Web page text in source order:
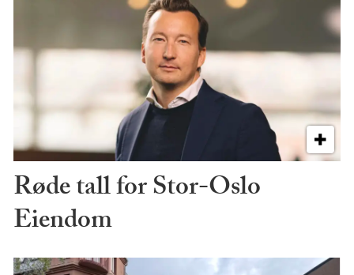
Røde tall for Stor-Oslo
Eiendom